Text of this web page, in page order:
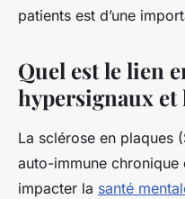
patients est d’une
Quel est le lien
hypersignaux et
La sclérose en plaques
auto-immune
impacter la santé